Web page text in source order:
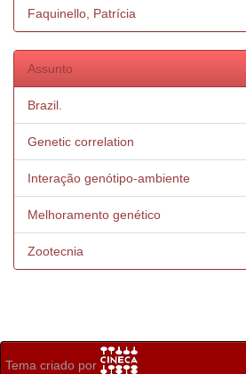
Faquinello, Patrícia
Assunto
Brazil.
Genetic correlation
Interação genótipo-ambiente
Melhoramento genético
Zootecnia
Tema criado por